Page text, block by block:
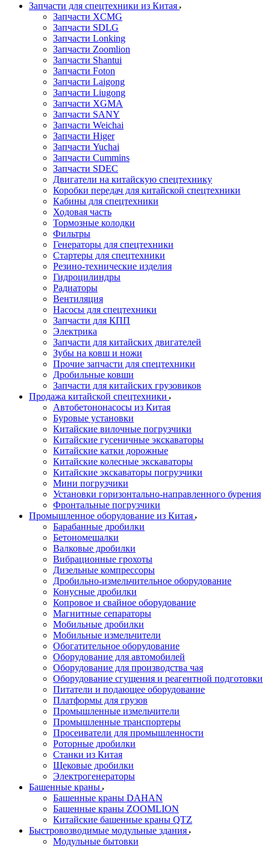
Запчасти для спецтехники из Китая
Запчасти XCMG
Запчасти SDLG
Запчасти Lonking
Запчасти Zoomlion
Запчасти Shantui
Запчасти Foton
Запчасти Laigong
Запчасти Liugong
Запчасти XGMA
Запчасти SANY
Запчасти Weichai
Запчасти Higer
Запчасти Yuchai
Запчасти Cummins
Запчасти SDEC
Двигатели на китайскую спецтехнику
Коробки передач для китайской спецтехники
Кабины для спецтехники
Ходовая часть
Тормозные колодки
Фильтры
Генераторы для спецтехники
Стартеры для спецтехники
Резино-технические изделия
Гидроцилиндры
Радиаторы
Вентиляция
Насосы для спецтехники
Запчасти для КПП
Электрика
Запчасти для китайских двигателей
Зубы на ковш и ножи
Прочие запчасти для спецтехники
Дробильные ковши
Запчасти для китайских грузовиков
Продажа китайской спецтехники
Автобетононасосы из Китая
Буровые установки
Китайские вилочные погрузчики
Китайские гусеничные экскаваторы
Китайские катки дорожные
Китайские колесные экскаваторы
Китайские экскаваторы погрузчики
Мини погрузчики
Установки горизонтально-направленного бурения
Фронтальные погрузчики
Промышленное оборудование из Китая
Барабанные дробилки
Бетономешалки
Валковые дробилки
Вибрационные грохоты
Дизельные компрессоры
Дробильно-измельчительное оборудование
Конусные дробилки
Копровое и свайное оборудование
Магнитные сепараторы
Мобильные дробилки
Мобильные измельчители
Обогатительное оборудование
Оборудование для автомобилей
Оборудование для производства чая
Оборудование сгущения и реагентной подготовки
Питатели и подающее оборудование
Платформы для грузов
Промышленные измельчители
Промышленные транспортеры
Просеиватели для промышленности
Роторные дробилки
Станки из Китая
Щековые дробилки
Электрогенераторы
Башенные краны
Башенные краны DAHAN
Башенные краны ZOOMLION
Китайские башенные краны QTZ
Быстровозводимые модульные здания
Модульные бытовки